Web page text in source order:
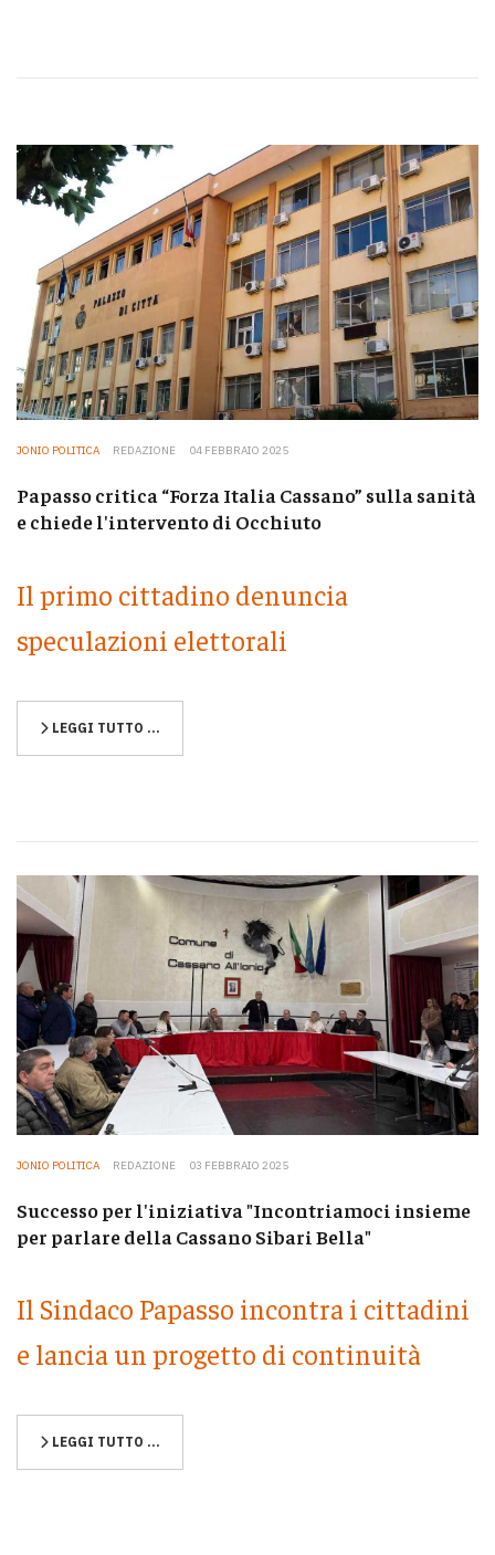
JONIO POLITICA REDAZIONE 04 FEBBRAIO 2025
Papasso critica “Forza Italia Cassano” sulla sanità
e chiede l'intervento di Occhiuto
Il primo cittadino denuncia
speculazioni elettorali
LEGGI TUTTO …
JONIO POLITICA REDAZIONE 03 FEBBRAIO 2025
Successo per l'iniziativa "Incontriamoci insieme
per parlare della Cassano Sibari Bella"
Il Sindaco Papasso incontra i cittadini
e lancia un progetto di continuità
LEGGI TUTTO …